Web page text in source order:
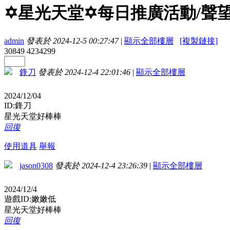
✡星光天堂✡每日推廣活動/聲
admin 發表於 2024-12-5 00:27:47 | 顯示全部樓層
[複製鏈接]
30849 4234299
鋒刀 發表於 2024-12-4 22:01:46 | 顯示全部樓層
2024/12/04
ID:鋒刀
星光天堂好棒棒
回復
使用道具 舉報
jason0308 發表於 2024-12-4 23:26:39 | 顯示全部樓層
2024/12/4
遊戲ID:嫩嫩低
星光天堂好棒棒
回復